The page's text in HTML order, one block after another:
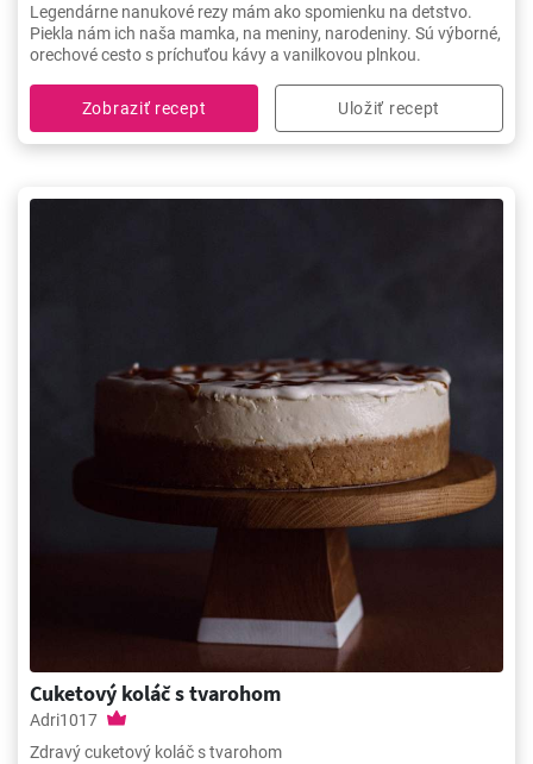
Legendárne nanukové rezy mám ako spomienku na detstvo.
Piekla nám ich naša mamka, na meniny, narodeniny. Sú výborné,
orechové cesto s príchuťou kávy a vanilkovou plnkou.
Zobraziť recept Uložiť recept
Cuketový koláč s tvarohom
Adri1017
Zdravý cuketový koláč s tvarohom